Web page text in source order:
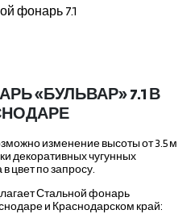
«БУЛЬВАР» 7.1 В
изменение высоты от 3.5 м
декоративных чугунных
цвет по запросу.
Стальной фонарь
и Краснодарском край: